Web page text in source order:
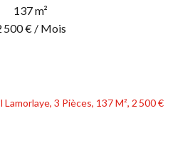
137 m²
500 € / Mois
3 Pièces, 137 M², 2 500 €